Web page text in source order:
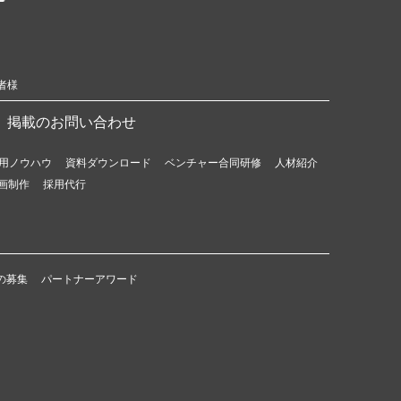
様
掲載のお問い合わせ
ノウハウ 資料ダウンロード ベンチャー合同研修
人材紹介
制作
採用代行
募集 パートナーアワード